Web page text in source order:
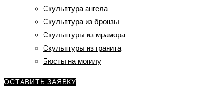
Скульптура ангела
Скульптура из бронзы
Скульптуры из мрамора
Скульптуры из гранита
Бюсты на могилу
ОСТАВИТЬ ЗАЯВКУ